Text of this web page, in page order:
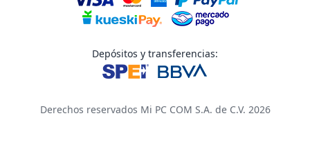
Depósitos y transferencias:
Derechos reservados Mi PC COM S.A. de C.V. 2026